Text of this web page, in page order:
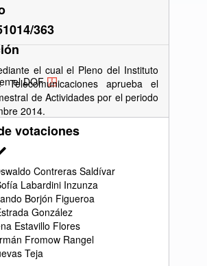
el DOF
363
el cual el Pleno del Instituto
Telecomunicaciones aprueba el
de Actividades por el periodo
2014.
votaciones
Contreras Saldívar
Labardini Inzunza
Borjón Figueroa
González
Estavillo Flores
Fromow Rangel
Teja